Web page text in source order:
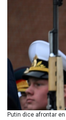
Putin dice afrontar